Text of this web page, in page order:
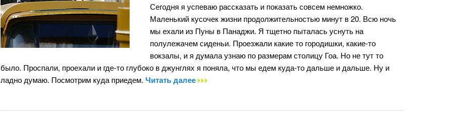
Сегодня я успеваю рассказать и показать совсем немножко.
Маленький кусочек жизни продолжительностью минут в 20. Всю ночь
мы ехали из Пуны в Панаджи. Я тщетно пыталась уснуть на
полулежачем сиденьи. Проезжали какие то городишки, какие-то
вокзалы, и я думала узнаю по размерам столицу Гоа. Но не тут то
было. Проспали, проехали и где-то глубоко в джунглях я поняла, что мы едем куда-то дальше и дальше. Ну и
ладно думаю. Посмотрим куда приедем. Читать далее